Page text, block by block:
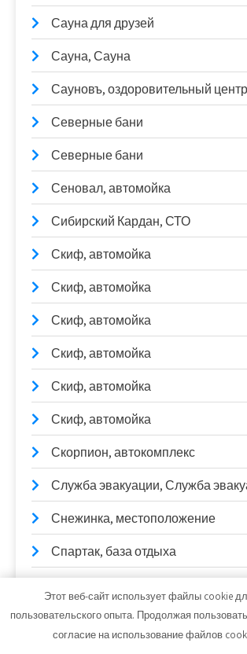
Сауна для друзей
Сауна, Сауна
Сауновъ, оздоровительный центр
Северные бани
Северные бани
Сеновал, автомойка
Сибирский Кардан, СТО
Скиф, автомойка
Скиф, автомойка
Скиф, автомойка
Скиф, автомойка
Скиф, автомойка
Скиф, автомойка
Скорпион, автокомплекс
Служба эвакуации, Служба
Снежинка, местоположение
Спартак, база отдыха
Старые традиции, комплекс
Этот веб-сайт использует файлы cookie
пользовательского опыта. Продолжая
согласие на использование файлов